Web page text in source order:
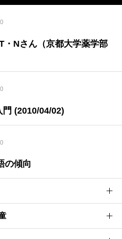
0
・Nさん（京都大学薬学部
0
(2010/04/02)
0
の傾向
医学部受験情報ブログ